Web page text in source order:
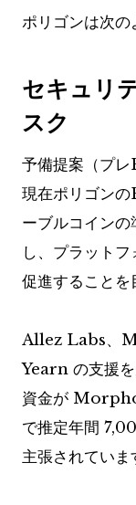
ポリゴンは次の
セキュリ
スク
予備提案（プレ
現在ポリゴン
ーブルコイン
し、プラット
促進することを
Allez Labs、
Yearn の支援
資金が
で推定年間
主張されていま